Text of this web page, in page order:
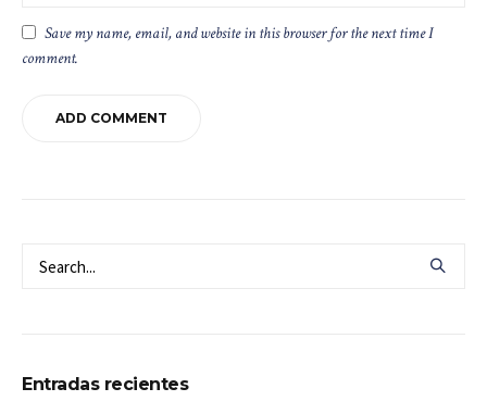
Save my name, email, and website in this browser for the next time I
comment.
Entradas recientes